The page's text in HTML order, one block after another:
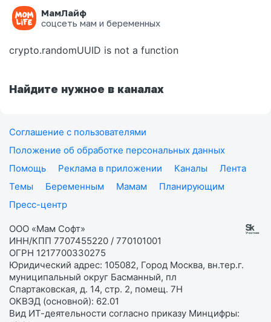
МамЛайф
соцсеть мам и беременных
Ошибка на странице
crypto.randomUUID is not a function
Найдите нужное в каналах
Соглашение с пользователями
Положение об обработке персональных данных
Помощь
Реклама в приложении Каналы
Лента
Темы
Беременным Мамам
Планирующим
Пресс-центр
ООО «Мам Софт»
ИНН/КПП 7707455220 / 770101001
ОГРН 1217700330275
Юридический адрес: 105082, Город Москва, вн.тер.г.
муниципальный округ Басманный, пл
Спартаковская, д. 14, стр. 2, помещ. 7Н
ОКВЭД (основной): 62.01
Вид ИТ-деятельности согласно приказу Минцифры: